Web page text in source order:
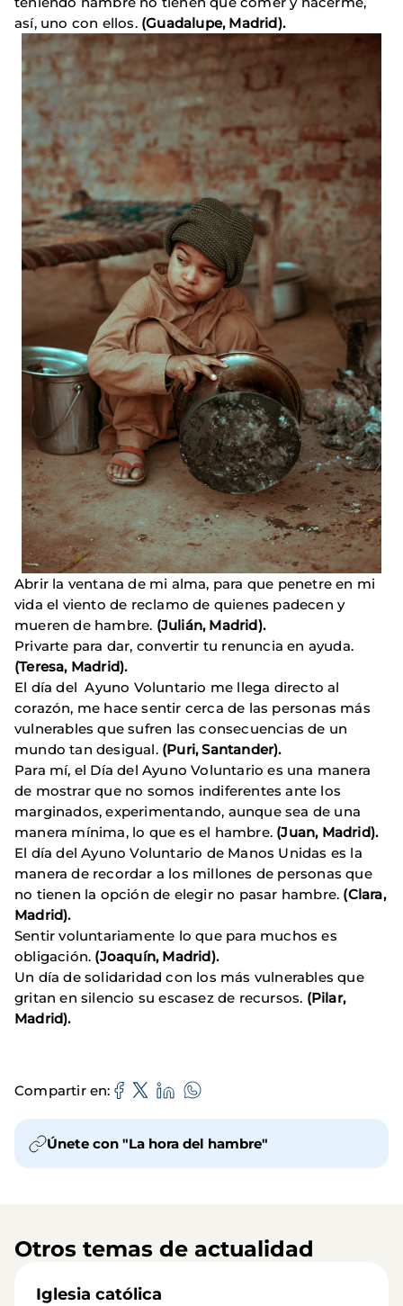
así, uno con ellos. (Guadalupe, Madrid).
Abrir la ventana de mi alma, para que penetre en mi
vida el viento de reclamo de quienes padecen y
mueren de hambre. (Julián, Madrid).
Privarte para dar, convertir tu renuncia en ayuda.
(Teresa, Madrid).
El día del Ayuno Voluntario me llega directo al
corazón, me hace sentir cerca de las personas más
vulnerables que sufren las consecuencias de un
mundo tan desigual. (Puri, Santander).
Para mí, el Día del Ayuno Voluntario es una manera
de mostrar que no somos indiferentes ante los
marginados, experimentando, aunque sea de una
manera mínima, lo que es el hambre. (Juan, Madrid).
El día del Ayuno Voluntario de Manos Unidas es la
manera de recordar a los millones de personas que
no tienen la opción de elegir no pasar hambre. (Clara,
Madrid).
Sentir voluntariamente lo que para muchos es
obligación. (Joaquín, Madrid).
Un día de solidaridad con los más vulnerables que
gritan en silencio su escasez de recursos. (Pilar,
Madrid).
Compartir en
Únete con "La hora del hambre"
Otros temas de actualidad
Iglesia católica